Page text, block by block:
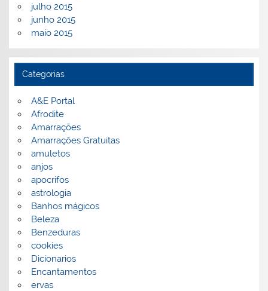
julho 2015
junho 2015
maio 2015
Categorias
A&E Portal
Afrodite
Amarrações
Amarrações Gratuitas
amuletos
anjos
apocrifos
astrologia
Banhos mágicos
Beleza
Benzeduras
cookies
Dicionarios
Encantamentos
ervas